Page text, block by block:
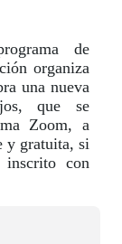
de
organiza
una nueva
que se
Zoom, a
y gratuita, si
inscrito con